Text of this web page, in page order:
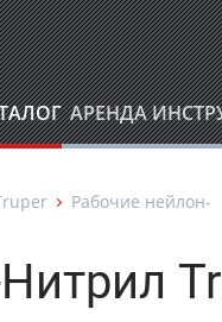
АРЕНДА
Рабочие нейлон-